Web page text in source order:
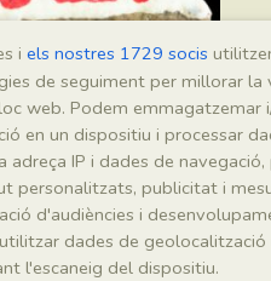
i els nostres 1729 socis
de seguiment per millorar la
web. Podem emmagatzemar
en un dispositiu i processar
adreça IP i dades de
personalitzats, publicitat i
d'audiències i
dades de geolocalització
l'escaneig del dispositiu.